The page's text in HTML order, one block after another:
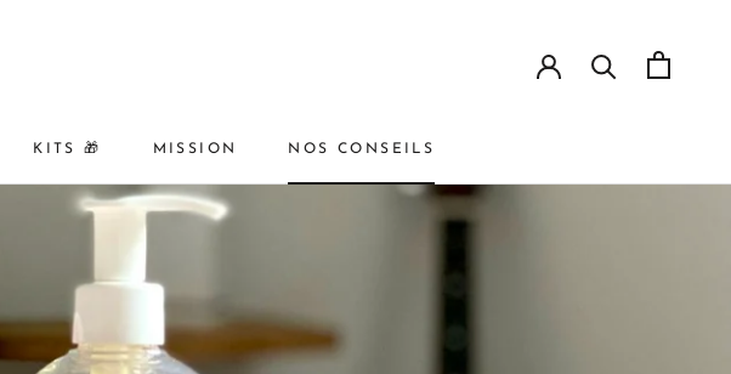
KITS 🎁
MISSION
NOS CONSEILS
PARTAGER PRÉCÉDENT